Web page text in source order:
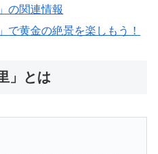
の関連情報
で黄金の絶景を楽しもう！
」とは